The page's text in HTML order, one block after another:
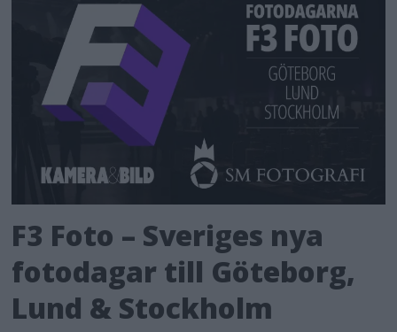
F3 Foto – Sveriges nya
fotodagar till Göteborg,
Lund & Stockholm